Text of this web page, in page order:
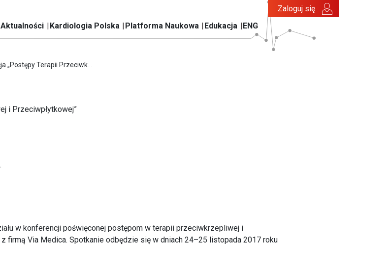
Aktualności Kardiologia Polska Platforma Naukowa Edukacja ENG
Zaloguj się
„Postępy Terapii Przeciwk...
i Przeciwpłytkowej”
w konferencji poświęconej postępom w terapii przeciwkrzepliwej i
firmą Via Medica. Spotkanie odbędzie się w dniach 24–25 listopada 2017 roku